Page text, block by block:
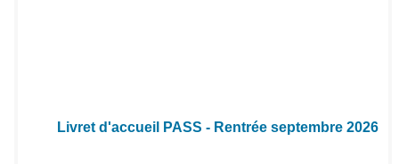
Livret d'accueil PASS - Rentrée septembre 2026